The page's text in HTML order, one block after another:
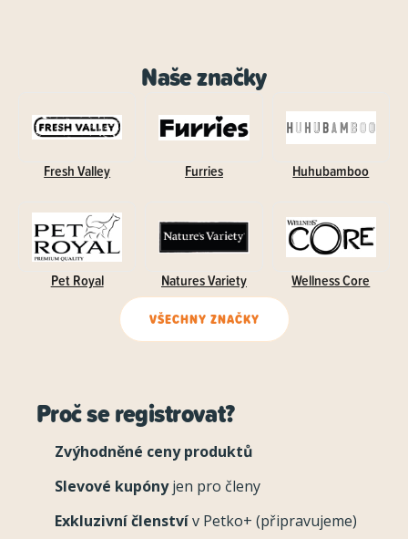
Naše značky
Fresh Valley Furries Huhubamboo
Pet Royal Natures Variety Wellness Core
VŠECHNY ZNAČKY
Proč se registrovat?
Zvýhodněné ceny produktů
Slevové kupónyjen pro členy
Exkluzivní členstvív Petko+ (připravujeme)